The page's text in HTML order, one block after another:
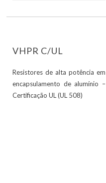
VHPR C/UL
Resistores de alta potência em
encapsulamento de alumínio –
Certificação UL (UL 508)